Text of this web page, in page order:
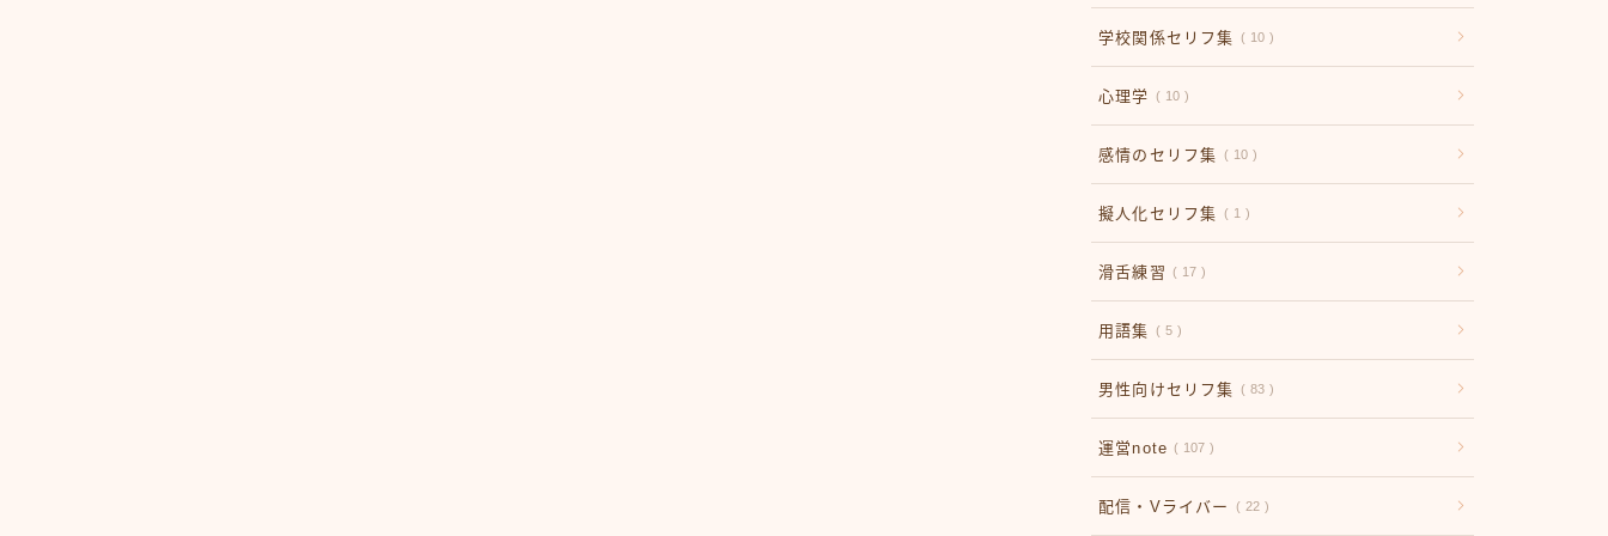
学校関係セリフ集 10
心理学 10
感情のセリフ集 10
擬人化セリフ集 1
滑舌練習 17
用語集 5
男性向けセリフ集 83
運営note 107
配信・Vライバー 22